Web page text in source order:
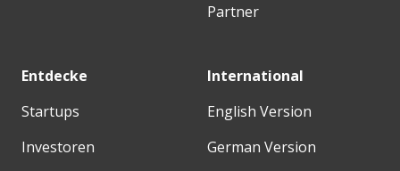
Partner
Entdecke
Startups
Investoren
International
English Version
German Version